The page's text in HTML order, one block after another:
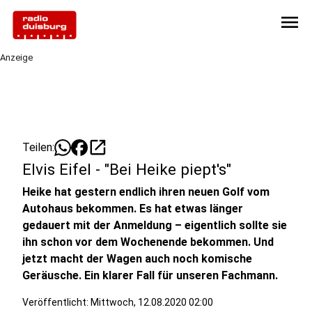
menu
Anzeige
Teilen: open_in_new
Elvis Eifel - "Bei Heike piept's"
Heike hat gestern endlich ihren neuen Golf vom
Autohaus bekommen. Es hat etwas länger
gedauert mit der Anmeldung – eigentlich sollte sie
ihn schon vor dem Wochenende bekommen. Und
jetzt macht der Wagen auch noch komische
Geräusche. Ein klarer Fall für unseren Fachmann.
Veröffentlicht: Mittwoch, 12.08.2020 02:00